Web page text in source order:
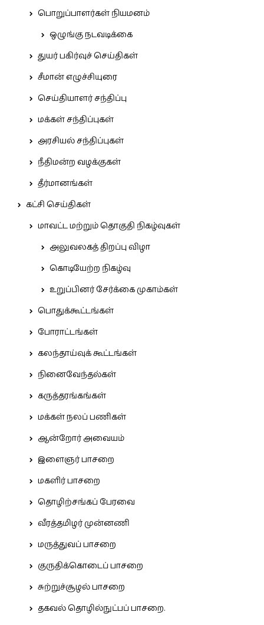
பொறுப்பாளர்கள் நியமனம்
ஒழுங்கு நடவடிக்கை
துயர் பகிர்வுச் செய்திகள்
சீமான் எழுச்சியுரை
செய்தியாளர் சந்திப்பு
மக்கள் சந்திப்புகள்
அரசியல் சந்திப்புகள்
நீதிமன்ற வழக்குகள்
தீர்மானங்கள்
கட்சி செய்திகள்
மாவட்ட மற்றும் தொகுதி நிகழ்வுகள்
அலுவலகத் திறப்பு விழா
கொடியேற்ற நிகழ்வு
உறுப்பினர் சேர்க்கை முகாம்கள்
பொதுக்கூட்டங்கள்
போராட்டங்கள்
கலந்தாய்வுக் கூட்டங்கள்
நினைவேந்தல்கள்
கருத்தரங்கங்கள்
மக்கள் நலப் பணிகள்
ஆன்றோர் அவையம்
இளைஞர் பாசறை
மகளிர் பாசறை
தொழிற்சங்கப் பேரவை
வீரத்தமிழர் முன்னணி
மருத்துவப் பாசறை
குருதிக்கொடைப் பாசறை
சுற்றுச்சூழல் பாசறை
தகவல் தொழில்நுட்பப் பாசறை.